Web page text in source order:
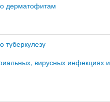
дерматофитам
туберкулезу
вирусных инфекциях и